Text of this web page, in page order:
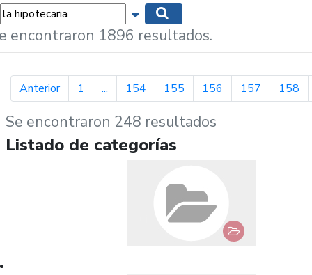
Mostrar opciones de búsqueda
encontraron 1896 resultados.
Anteriorpágina anterior
1 ... 154 155 156 157 158
Se encontraron 248 resultados
Listado de categorías